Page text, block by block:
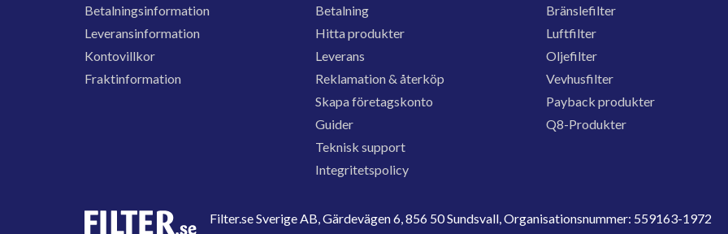
Betalningsinformation
Leveransinformation
Kontovillkor
Fraktinformation
Betalning
Hitta produkter
Leverans
Reklamation & återköp
Skapa företagskonto
Guider
Teknisk support
Integritetspolicy
Bränslefilter
Luftfilter
Oljefilter
Vevhusfilter
Payback produkter
Q8-Produkter
Filter.se Sverige AB, Gärdevägen 6, 856 50 Sundsvall, Organisationsnummer: 559163-1972